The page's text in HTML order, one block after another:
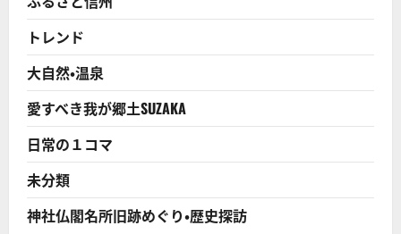
体
寺」
っ
と
世
に
知
ら
れ
て
お
寺
だ
トレンド
大自然・温泉
愛すべき我が郷土SUZAKA
日常の１コマ
未分類
神社仏閣名所旧跡めぐり・歴史探訪